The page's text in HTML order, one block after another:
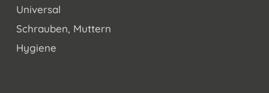
Universal
Schrauben, Muttern
Hygiene